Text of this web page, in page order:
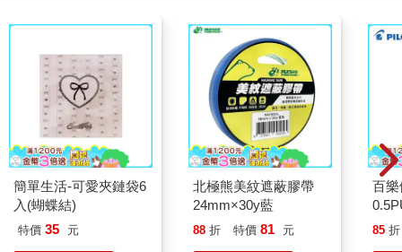
這時，聽眾中起了一陣騷動。四隻大老鼠爬出洞來落地而坐聆聽
梅傑的演說，狗兒們一眼就看見他們，老鼠只得在一瞬間倉皇逃
回洞裡。梅傑舉起豬蹄子要求肅靜。
「同志們，有一點必須要釐清，那些野生動物們，比如老鼠、野
兔，究竟是我們的朋友還是敵人？讓我們投票決定吧！我在此提
議表決：『老鼠是否為我們的同盟？』」
表決很快地結束了，同意老鼠是朋友的票數獲得壓倒性勝利，只
有來自三隻狗和一隻貓的四張反對票，不過大家隨後發現貓在正
反方都投了票。
梅傑繼續他的談話：「我要說的已經不多了，只是需要重申，你
們要永遠記住，對抗人類和他們的暴行是你們的使命，兩條腿的
簡單生活-可愛夾鏈袋6
入(蝴蝶結)
特價 35 元
北極熊美紋遮蔽膠帶
24mm×30y藍
88 折 特價 81 元
百
量)
85 折